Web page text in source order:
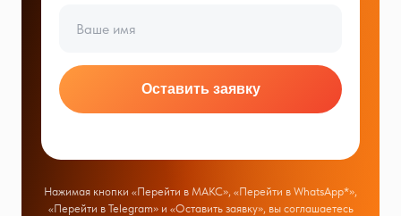
Оставить заявку
Нажимая кнопки «Перейти в МАКС», «Перейти в WhatsApp*»,
«Перейти в Telegram» и «Оставить заявку», вы соглашаетесь